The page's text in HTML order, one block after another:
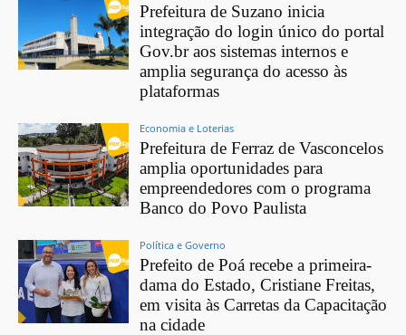
Prefeitura de Suzano inicia
integração do login único do portal
Gov.br aos sistemas internos e
amplia segurança do acesso às
plataformas
Economia e Loterias
Prefeitura de Ferraz de Vasconcelos
amplia oportunidades para
empreendedores com o programa
Banco do Povo Paulista
Política e Governo
Prefeito de Poá recebe a primeira-
dama do Estado, Cristiane Freitas,
em visita às Carretas da Capacitação
na cidade